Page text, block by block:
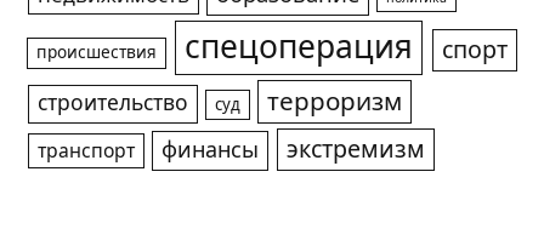
происшествия спецоперация спорт
строительство суд терроризм
транспорт финансы экстремизм